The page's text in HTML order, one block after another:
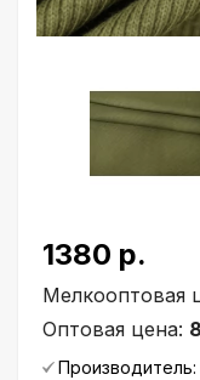
1380 р.
Мелкооптовая
Оптовая цена:
Производитель: